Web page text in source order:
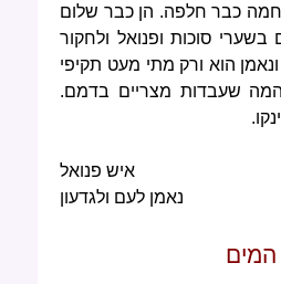
כבר חלפה. הן כבר שלום
סוכות ופנואל ולחקור
הוא ורק מתי מעט תקיפי
שעבדות מצריים בדמם.
איש פנואל
נאמן לעם ולגדעון